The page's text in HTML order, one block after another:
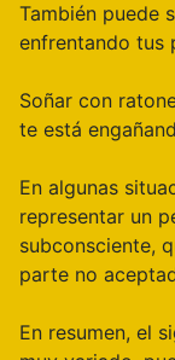
También puede
enfrentando tus
Soñar con
te está
En algunas
representar un
subconsciente,
parte no
En resumen, el